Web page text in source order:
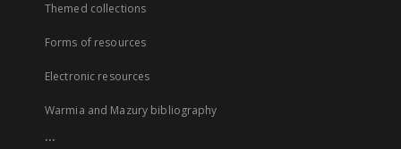
Themed collections
Forms of resources
Electronic resources
Warmia and Mazury bibliography
...